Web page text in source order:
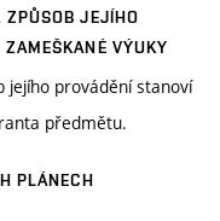
ZPŮSOB JEJÍHO
VÝUKY
jejího provádění stanoví
předmětu.
PLÁNECH